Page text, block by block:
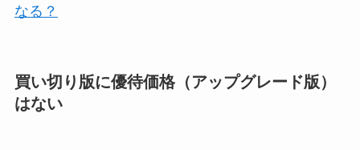
なる？
買い切り版に優待価格（アップグレード版）
はない